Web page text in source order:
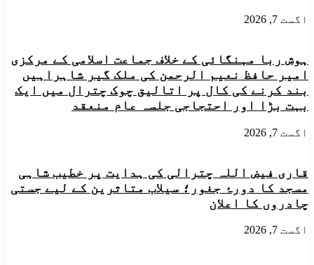
اگست 7, 2026
ہوش ربا مہنگائی کے خلاف جماعت اسلامی کے مرکزی
امیر حافظ نعیم الرحمن کی ملک گیر شاہراہیں
بند کرنے کی کال پر اتالیق چوک چترال میں ایک
بہت بڑا اور احتجاجی جلسہ عام منعقد
اگست 7, 2026
قاری فیض اللہ چترالی کی ہدایت پر خطیب شاہی
مسجد کا دورۂ جغور؛ سیلاب متاثرین کے لیے جستی
چادروں کا اعلان
اگست 7, 2026